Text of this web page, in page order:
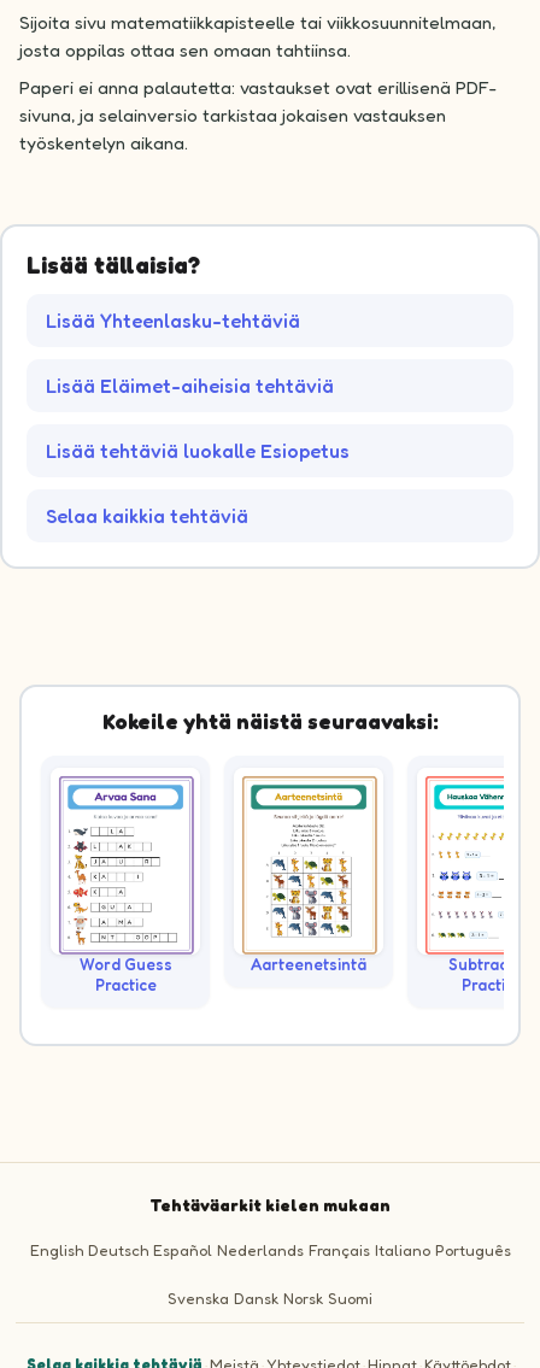
Sijoita sivu matematiikkapisteelle tai viikkosuunnitelmaan,
josta oppilas ottaa sen omaan tahtiinsa.
Paperi ei anna palautetta: vastaukset ovat erillisenä PDF-
sivuna, ja selainversio tarkistaa jokaisen vastauksen
työskentelyn aikana.
Lisää tällaisia?
Lisää Yhteenlasku-tehtäviä
Lisää Eläimet-aiheisia tehtäviä
Lisää tehtäviä luokalle Esiopetus
Selaa kaikkia tehtäviä
Kokeile yhtä näistä seuraavaksi:
Word Guess
Practice
Aarteenetsintä
Subtraction
Practice
Tehtäväarkit kielen mukaan
English Deutsch Español Nederlands Français Italiano Português
Svenska Dansk Norsk Suomi
Selaa kaikkia tehtäviä ·Meistä ·Yhteystiedot·Hinnat·Käyttöehdot·